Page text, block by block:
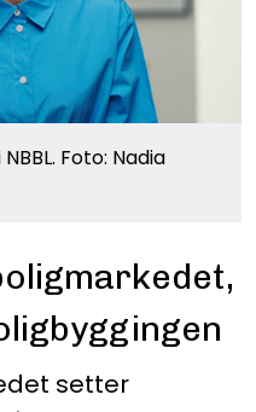
Foto: Nadia
setter